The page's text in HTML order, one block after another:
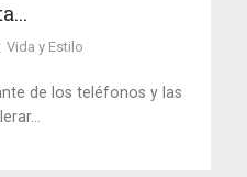
Vida y Estilo
de los teléfonos y las